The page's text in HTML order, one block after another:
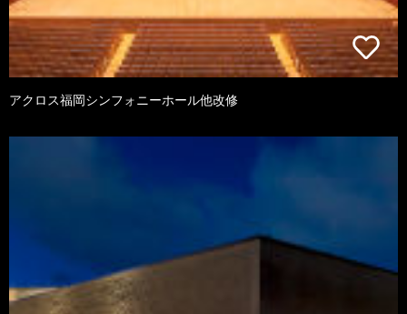
アクロス福岡シンフォニーホール他改修